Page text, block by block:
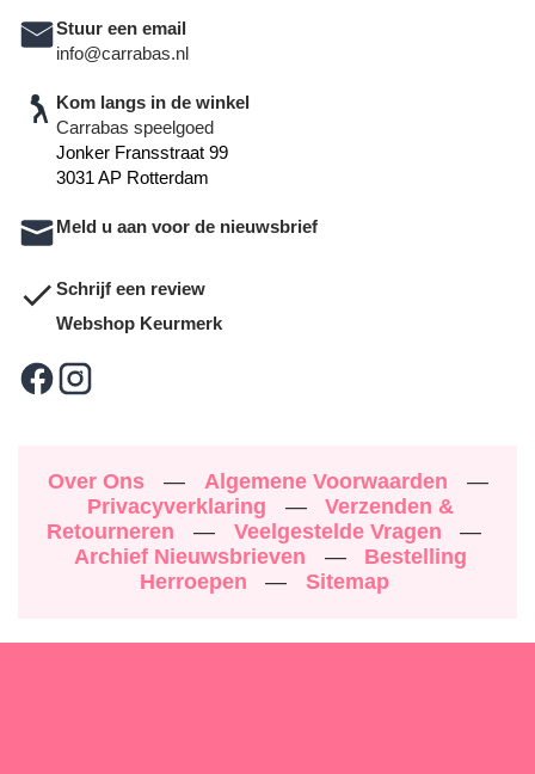
Stuur een email
info@carrabas.nl
Kom langs in de winkel
Carrabas speelgoed
Jonker Fransstraat 99
3031 AP Rotterdam
Meld u aan voor de nieuwsbrief
Schrijf een review
Webshop Keurmerk
Over Ons — Algemene Voorwaarden
—
Privacyverklaring
—
Verzenden &
Retourneren
— Veelgestelde Vragen
—
Archief Nieuwsbrieven
—
Bestelling
Herroepen
— Sitemap